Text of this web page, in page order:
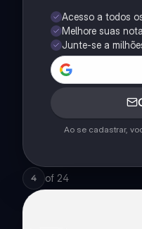
Acesso a todos
Melhore suas
Junte-se a
Ao se cadastrar,
4 of 24